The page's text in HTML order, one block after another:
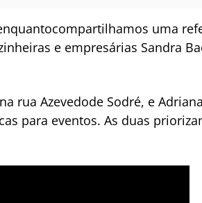
uma
e empresárias Sandra
rua Azevedode Sodré, e
para eventos. As duas